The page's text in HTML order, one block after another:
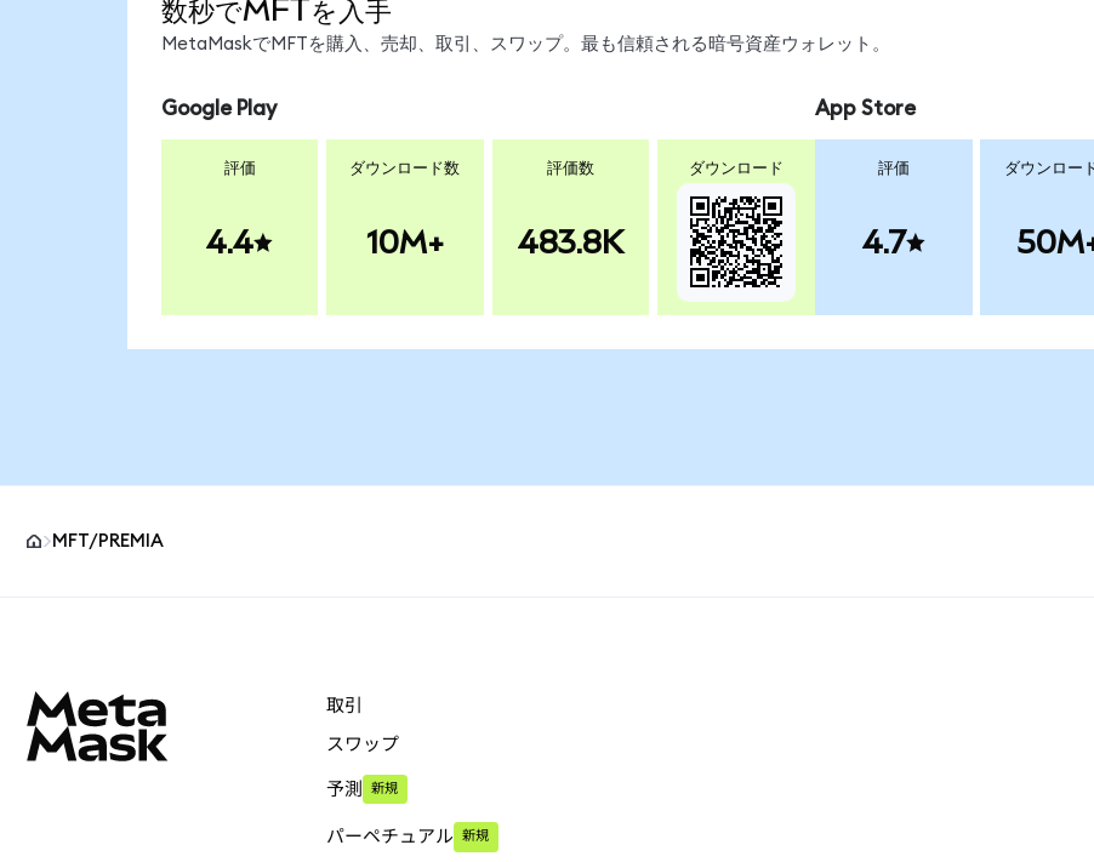
数秒でMFTを入手
MetaMaskでMFTを購入、売却、取引、スワップ。最も信頼される暗号資産ウォレット。
Google Play
評価
4.4
ダウンロード数
10M+
評価数
483.8K
ダウンロード
App Store
評価
4.7
ダウンロー
MFT/PREMIA
取引
スワップ
予測 新規
パーペチュアル 新規